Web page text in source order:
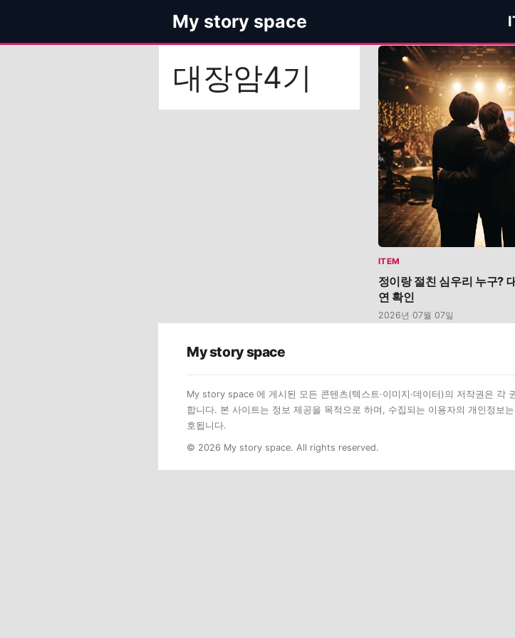
츠
My story space
대장암4기
ITEM
정이랑 절친 심우리 누구?
연 확인
2026년 07월 07일
My story space
My story space 에 게시된 모든 콘텐츠(텍스트·이미지·데이터)의 저작권은 각
합니다. 본 사이트는 정보 제공을 목적으로 하며, 수집되는 이용자의 개인정보
호됩니다.
© 2026 My story space. All rights reserved.